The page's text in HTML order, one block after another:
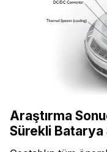
Araştırma
Sürekli Batarya